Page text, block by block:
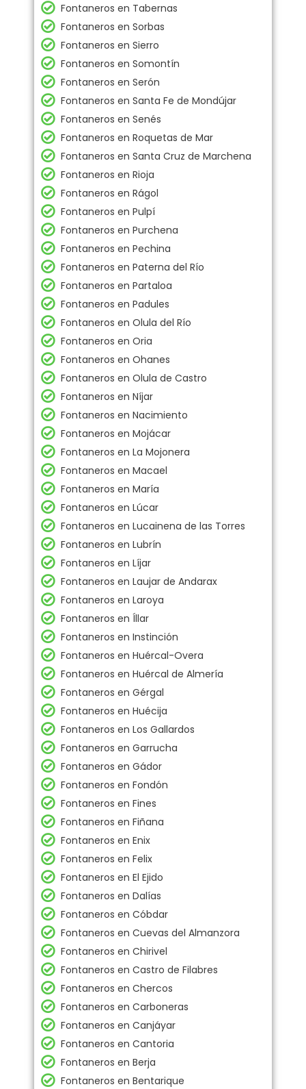
Fontaneros en Tabernas
Fontaneros en Sorbas
Fontaneros en Sierro
Fontaneros en Somontín
Fontaneros en Serón
Fontaneros en Santa Fe de Mondújar
Fontaneros en Senés
Fontaneros en Roquetas de Mar
Fontaneros en Santa Cruz de Marchena
Fontaneros en Rioja
Fontaneros en Rágol
Fontaneros en Pulpí
Fontaneros en Purchena
Fontaneros en Pechina
Fontaneros en Paterna del Río
Fontaneros en Partaloa
Fontaneros en Padules
Fontaneros en Olula del Río
Fontaneros en Oria
Fontaneros en Ohanes
Fontaneros en Olula de Castro
Fontaneros en Níjar
Fontaneros en Nacimiento
Fontaneros en Mojácar
Fontaneros en La Mojonera
Fontaneros en Macael
Fontaneros en María
Fontaneros en Lúcar
Fontaneros en Lucainena de las Torres
Fontaneros en Lubrín
Fontaneros en Líjar
Fontaneros en Laujar de Andarax
Fontaneros en Laroya
Fontaneros en Íllar
Fontaneros en Instinción
Fontaneros en Huércal-Overa
Fontaneros en Huércal de Almería
Fontaneros en Gérgal
Fontaneros en Huécija
Fontaneros en Los Gallardos
Fontaneros en Garrucha
Fontaneros en Gádor
Fontaneros en Fondón
Fontaneros en Fines
Fontaneros en Fiñana
Fontaneros en Enix
Fontaneros en Felix
Fontaneros en El Ejido
Fontaneros en Dalías
Fontaneros en Cóbdar
Fontaneros en Cuevas del Almanzora
Fontaneros en Chirivel
Fontaneros en Castro de Filabres
Fontaneros en Chercos
Fontaneros en Carboneras
Fontaneros en Canjáyar
Fontaneros en Cantoria
Fontaneros en Berja
Fontaneros en Bentarique